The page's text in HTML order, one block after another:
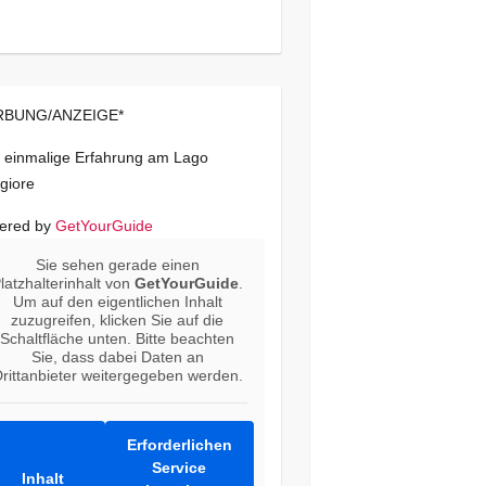
ANZEIGE*
einmalige Erfahrung am Lago
by GetYourGuide
Sie sehen gerade einen
vonGetYourGuide
Um auf den eigentlichen Inhalt
zuzugreifen, klicken Sie auf die
Schaltfläche unten. Bitte beachten
Sie, dass dabei Daten an
weitergegeben werden.
Inhalt
Erforderlichen
Service